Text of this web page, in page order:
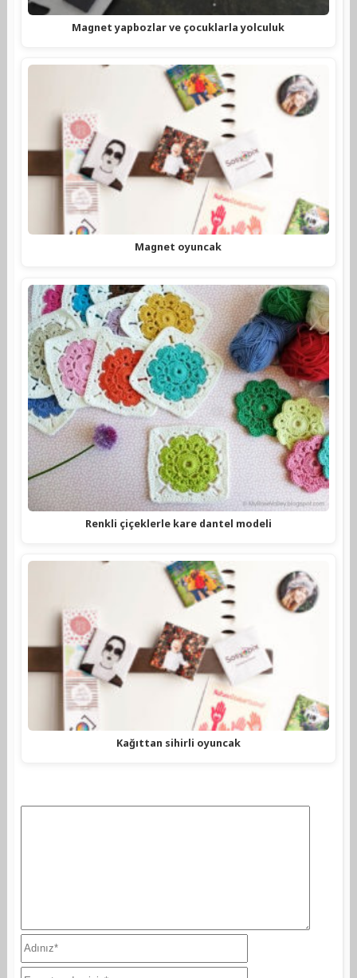
Magnet yapbozlar ve çocuklarla yolculuk
Magnet oyuncak
Renkli çiçeklerle kare dantel modeli
Kağıttan sihirli oyuncak